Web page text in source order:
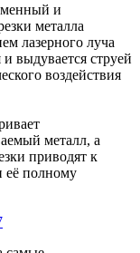
и
металла
лазерного луча
и выдувается струей
воздействия
металл, а
приводят к
её полному